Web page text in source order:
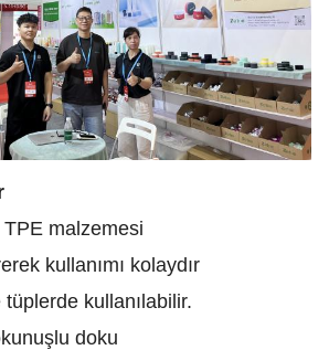
malzemesi
kullanımı kolaydır
kullanılabilir.
doku